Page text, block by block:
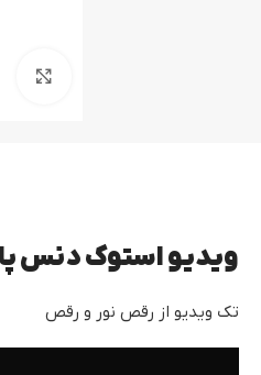
ویدیو استوک دنس
تک ویدیو از رقص نور و رقص